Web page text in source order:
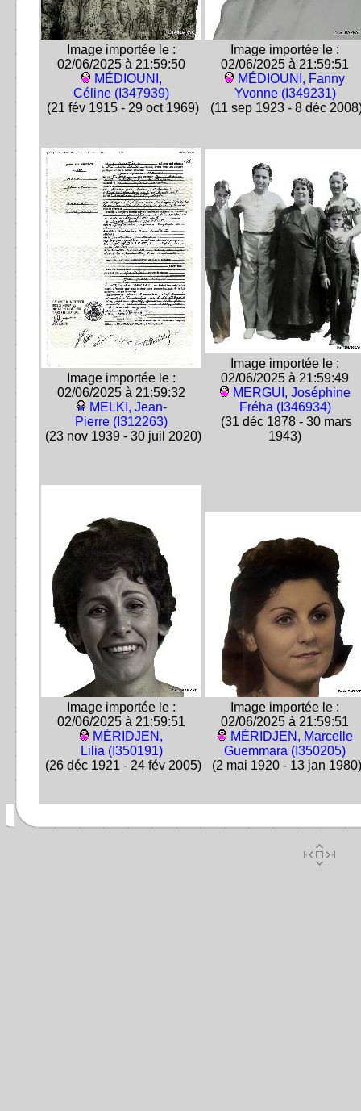
Image importée le :
02/06/2025 à 21:59:50
MÉDIOUNI,
Céline (I347939)
(21 fév 1915 - 29 oct 1969)
Image importée le :
02/06/2025 à 21:59:51
MÉDIOUNI, Fanny
Yvonne (I349231)
(11 sep 1923 - 8 déc
Image importée le :
02/06/2025 à 21:59:32
MELKI, Jean-
Pierre (I312263)
(23 nov 1939 - 30 juil 2020)
Image importée le :
02/06/2025 à 21:59:49
MERGUI, Joséphine
Fréha (I346934)
(31 déc 1878 - 30 mars
1943)
Image importée le :
02/06/2025 à 21:59:51
MÉRIDJEN,
Lilia (I350191)
(26 déc 1921 - 24 fév 2005)
Image importée le :
02/06/2025 à 21:59:51
MÉRIDJEN, Marcelle
Guemmara (I350205)
(2 mai 1920 - 13 jan 1980)